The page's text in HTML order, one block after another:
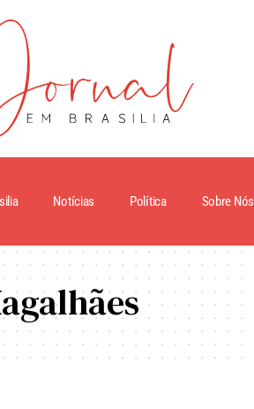
Notícias Política Sobre Nós